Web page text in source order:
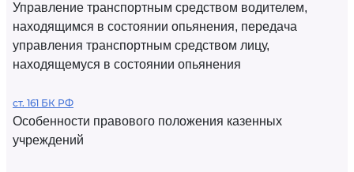
Управление транспортным средством водителем,
находящимся в состоянии опьянения, передача
управления транспортным средством лицу,
находящемуся в состоянии опьянения
ст. 161 БК РФ
Особенности правового положения казенных
учреждений